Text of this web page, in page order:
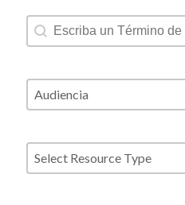
Resources - Text
Search content
Resources - Audience
Select content
Resources - Post Type
Select content